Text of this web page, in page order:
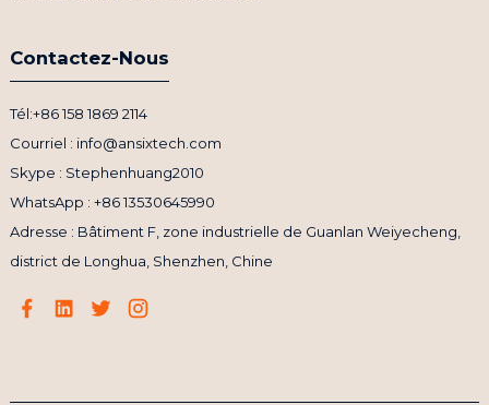
Contactez-Nous
Tél:+86 158 1869 2114
Courriel : info@ansixtech.com
Skype : Stephenhuang2010
WhatsApp : +86 13530645990
Adresse : Bâtiment F, zone industrielle de Guanlan Weiyecheng,
district de Longhua, Shenzhen, Chine